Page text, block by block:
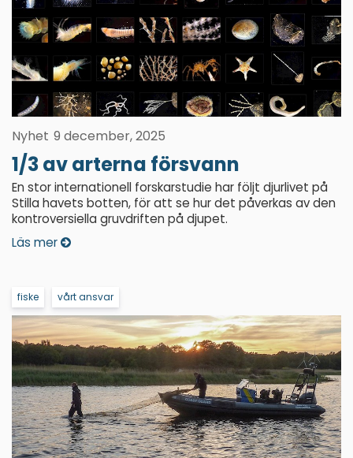
Nyhet 9 december, 2025
1/3 av arterna försvann
En stor internationell forskarstudie har följt djurlivet på
Stilla havets botten, för att se hur det påverkas av den
kontroversiella gruvdriften på djupet.
Läs mer
fiske vårt ansvar